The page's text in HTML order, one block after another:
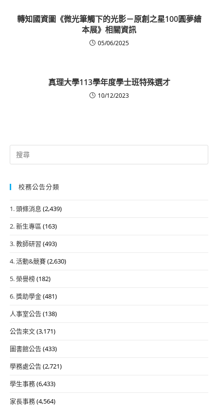
轉知國資圖《微光筆觸下的光影－原創之星100圓夢繪
本展》相關資訊
05/06/2025
真理大學113學年度學士班特殊選才
10/12/2023
Search
for:
校務公告分類
1. 頭條消息 (2,439)
2. 新生專區 (163)
3. 教師研習 (493)
4. 活動&競賽(2,630)
5. 榮譽榜(182)
6. 獎助學金(481)
人事室公告(138)
公告來文(3,171)
圖書館公告(433)
學務處公告(2,721)
學生事務(6,433)
家長事務(4,564)